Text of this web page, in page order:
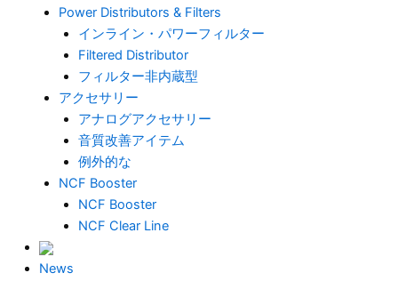
Power Distributors & Filters
インライン・パワーフィルター
Filtered Distributor
フィルター非内蔵型
アクセサリー
アナログアクセサリー
音質改善アイテム
例外的な
NCF Booster
NCF Booster
NCF Clear Line
News